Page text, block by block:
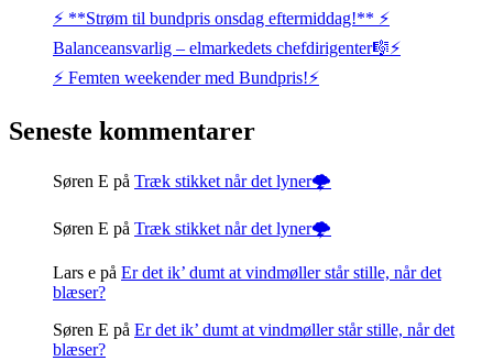
⚡️ **Strøm til bundpris onsdag eftermiddag!** ⚡️
Balanceansvarlig – elmarkedets chefdirigenter🎼⚡
⚡️ Femten weekender med Bundpris!⚡️
Seneste kommentarer
Søren E på Træk stikket når det lyner🌩️
Søren E på Træk stikket når det lyner🌩️
Lars e på Er det ik’ dumt at vindmøller står stille, når det
blæser?
Søren E på Er det ik’ dumt at vindmøller står stille, når det
blæser?